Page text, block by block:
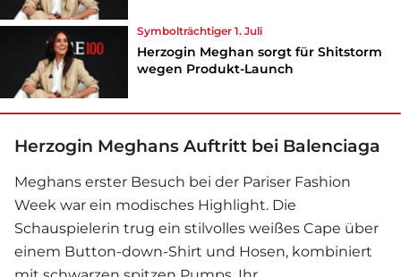
Symbolträchtiger 1. Juli
Herzogin Meghan sorgt für Shitstorm
wegen Produkt-Launch
Herzogin Meghans Auftritt bei Balenciaga
Meghans erster Besuch bei der Pariser Fashion
Week war ein modisches Highlight. Die
Schauspielerin trug ein stilvolles weißes Cape über
einem Button-down-Shirt und Hosen, kombiniert